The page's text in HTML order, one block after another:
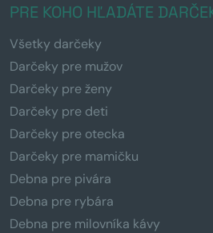
PRE KOHO HĽADÁTE
Všetky darčeky
Darčeky pre mužov
Darčeky pre ženy
Darčeky pre deti
Darčeky pre otecka
Darčeky pre mamičku
Debna pre pivára
Debna pre rybára
Debna pre milovníka kávy